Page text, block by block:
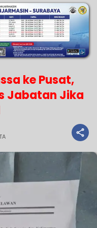
ke Pusat,
Jabatan Jika